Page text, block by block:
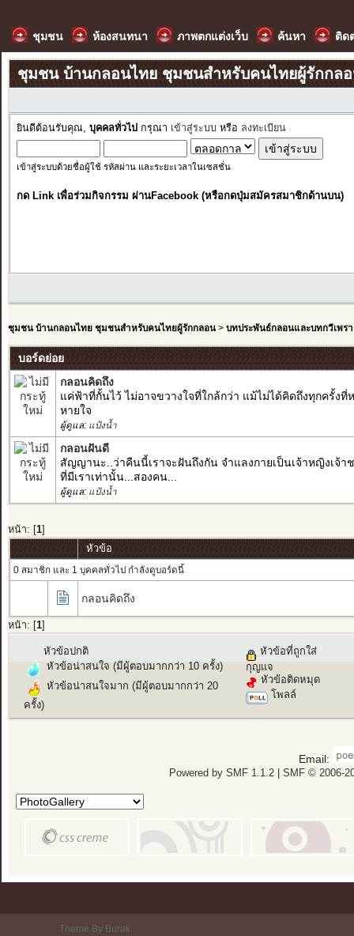
ชุมชน ห้องสนทนา ภาพตกแต่งเว็บ ค้นหา ติด
ชุมชน บ้านกลอนไทย ชุมชนสำหรับคนไทยผู้รักกล
ยินดีต้อนรับคุณ, บุคคลทั่วไป กรุณา เข้าสู่ระบบ หรือ ลงทะเบียน
เข้าสู่ระบบด้วยชื่อผู้ใช้ รหัสผ่าน และระยะเวลาในเซสชั่น
กด Link เพื่อร่วมกิจกรรม ผ่านFacebook (หรือกดปุ่มสมัครสมาชิกด้านบน)
ชุมชน บ้านกลอนไทย ชุมชนสำหรับคนไทยผู้รักกลอน> บทประพันธ์กลอนและบทกวีเพรา
บอร์ดย่อย
กลอนคิดถึง
แค่ฟ้าที่กั้นไว้ ไม่อาจขวางใจที่ใกล้กว่า แม้ไม่ได้คิดถึงทุกครั้ง
หายใจ
ผู้ดูแล: แป้งน้ำ
กลอนฝันดี
สัญญานะ..ว่าคืนนี้เราจะฝันถึงกัน จำแลงกายเป็นเจ้าหญิงเจ้
ที่มีเราเท่านั้น...สองคน...
ผู้ดูแล: แป้งน้ำ
หน้า: [ 1]
หัวข้อ
0 สมาชิก และ 1 บุคคลทั่วไป กำลังดูบอร์ดนี้
กลอนคิดถึง
หน้า: [ 1]
หัวข้อปกติ
หัวข้อน่าสนใจ (มีผู้ตอบมากกว่า 10 ครั้ง)
หัวข้อน่าสนใจมาก (มีผู้ตอบมากกว่า 20
ครั้ง)
หัวข้อที่ถูกใส่
กุญแจ
หัวข้อติดหมุด
โพลล์
Email:
Powered by SMF 1.1.2| SMF © 2006-
Theme By Burak